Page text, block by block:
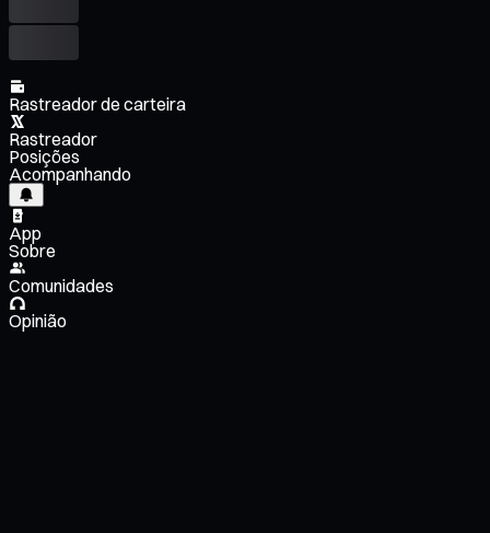
Rastreador de carteira
Rastreador
Posições
Acompanhando
App
Sobre
Comunidades
Opinião